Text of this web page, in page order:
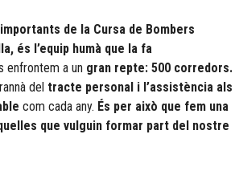
de la Cursa de Bombers
és l’equip humà que la fa
enfrontem a un gran repte: 500 corredors.
del tracte personal i l’assistència als
com cada any. És per això que fem una
que vulguin formar part del nostre